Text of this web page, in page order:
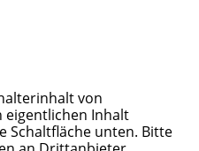
von
eigentlichen Inhalt
Schaltfläche unten. Bitte